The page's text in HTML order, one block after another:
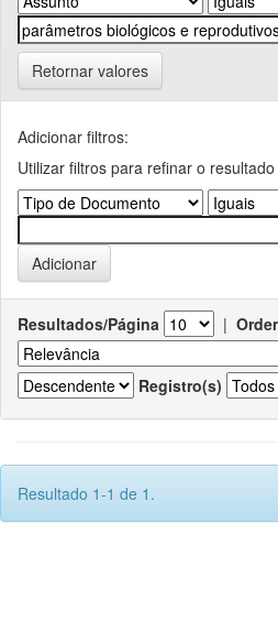
Retornar valores
Adicionar filtros:
Utilizar filtros para refinar o
Resultados/Página |
Registro(s)
Resultado 1-1 de 1.